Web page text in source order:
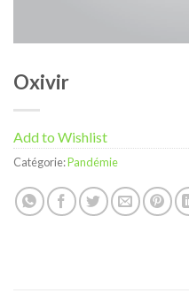
Oxivir
Add to Wishlist
Catégorie:Pandémie